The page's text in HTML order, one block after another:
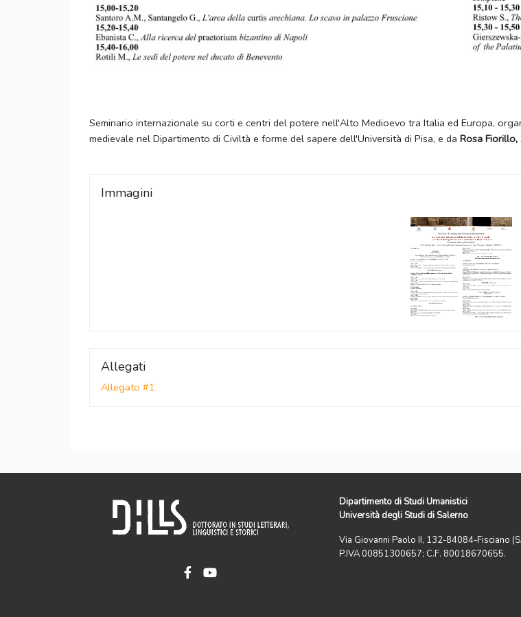
Seminario internazionale su corti e centri del potere nell'Alto Medioevo tra Italia ed Europa,
medievale nel Dipartimento di Civiltà e forme del sapere dell'Università di Pisa, e da Rosa Fiorillo,
Immagini
Allegati
Allegato #1
Dipartimento di Studi Umanistici
Università degli Studi di Salerno
Via Giovanni Paolo II, 132-84084-Fisciano
P.IVA 00851300657; C.F. 80018670655.